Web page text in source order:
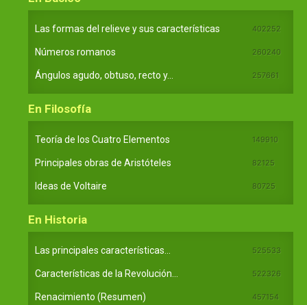
Las formas del relieve y sus características 402252
Números romanos 260240
Ángulos agudo, obtuso, recto y... 257661
En Filosofía
Teoría de los Cuatro Elementos 149910
Principales obras de Aristóteles 82125
Ideas de Voltaire 80725
En Historia
Las principales características... 525533
Características de la Revolución... 522326
Renacimiento (Resumen) 457154